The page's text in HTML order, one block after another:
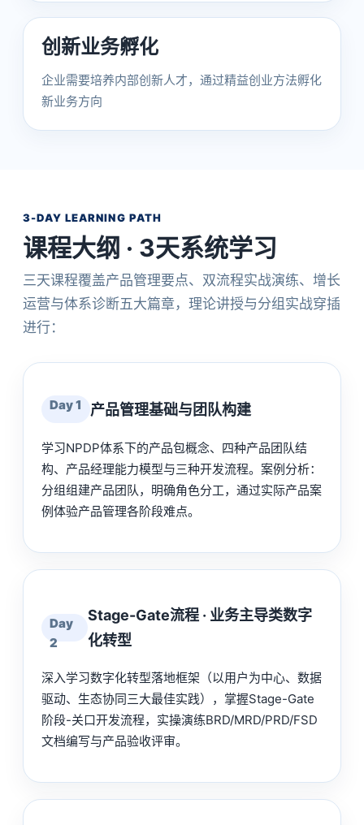
创新业务孵化
企业需要培养内部创新人才，通过精益创业方法孵化
新业务方向
3-DAY LEARNING PATH
课程大纲 · 3天系统学习
三天课程覆盖产品管理要点、双流程实战演练、增长
运营与体系诊断五大篇章，理论讲授与分组实战穿插
进行：
Day 1 产品管理基础与团队构建
学习NPDP体系下的产品包概念、四种产品团队结
构、产品经理能力模型与三种开发流程。案例分析：
分组组建产品团队，明确角色分工，通过实际产品案
例体验产品管理各阶段难点。
Day
2
Stage-Gate流程 · 业务主导类数字
化转型
深入学习数字化转型落地框架（以用户为中心、数据
驱动、生态协同三大最佳实践），掌握Stage-Gate
阶段-关口开发流程，实操演练BRD/MRD/PRD/FSD
文档编写与产品验收评审。